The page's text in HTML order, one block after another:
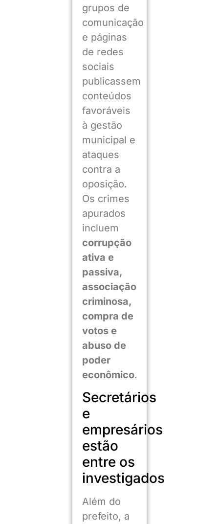
grupos de
comunicação
e páginas
de redes
sociais
publicassem
conteúdos
favoráveis
à gestão
municipal e
ataques
contra a
oposição.
Os crimes
apurados
incluem
corrupção
ativa e
passiva,
associação
criminosa,
compra de
votos e
abuso de
poder
econômico.
Secretários
e
empresários
estão
entre os
investigados
Além do
prefeito, a